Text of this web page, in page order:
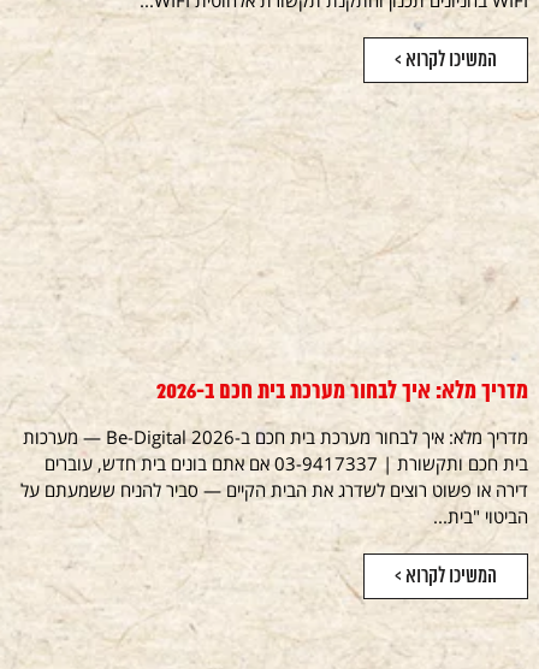
המשיכו לקרוא >
מדריך מלא: איך לבחור מערכת בית חכם ב-2026
מדריך מלא: איך לבחור מערכת בית חכם ב-2026 Be-Digital — מערכות
בית חכם ותקשורת | 03-9417337 אם אתם בונים בית חדש, עוברים
דירה או פשוט רוצים לשדרג את הבית הקיים — סביר להניח ששמעתם על
הביטוי "בית...
המשיכו לקרוא >